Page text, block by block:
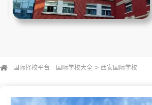
国际择校平台 国际学校大全 > 西安国际学校